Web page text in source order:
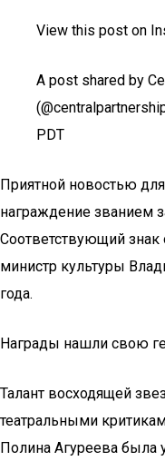
View this post on
A post shared by
PDT
Приятной новостью
награждение званием
Соответствующий знак
министр культуры
года.
Награды нашли свою
Талант восходящей
театральными
Полина Агуреева была